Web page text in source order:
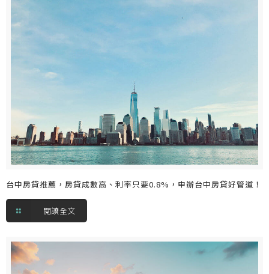
台中房貸推薦，房貸成數高、利率只要0.8%，申辦台中房貸好管道！
閱讀全文